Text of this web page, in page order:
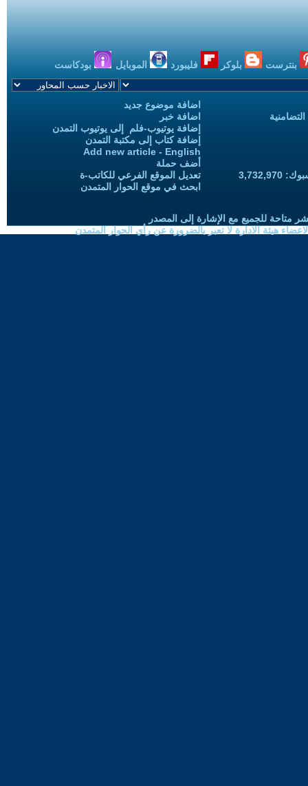
بنترست بلوكر فليبورد الموبايل بودكاست
اضافة موضوع جديد
اضافة خبر
إضافة يوتيوب-فلم إلى يوتيوب التمدن
إضافة كتاب إلى مكتبة التمدن
Add new article - English
أضف حملة
تعديل الموقع الفرعي للكاتب-ة
ابحث في موقع الحوار المتمدن
متاحة للجميع مع الإشارة إلى المصدر
هيئة الادارة لا تعبر بالضرورة عن رأي الحوار المتمدن